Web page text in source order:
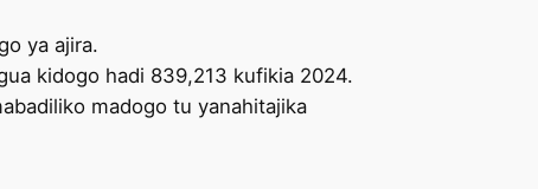
ya ajira.
kidogo hadi 839,213 kufikia 2024.
madogo tu yanahitajika